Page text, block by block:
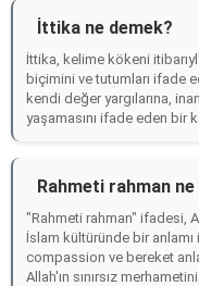
İttika ne demek?
İttika, kelime kökeni
biçimini ve tutumları ifade
kendi değer yargılarına,
yaşamasını ifade eden bir
Rahmeti rahman ne
"Rahmeti rahman" ifadesi,
İslam kültüründe bir
compassion ve bereket
Allah'ın sınırsız